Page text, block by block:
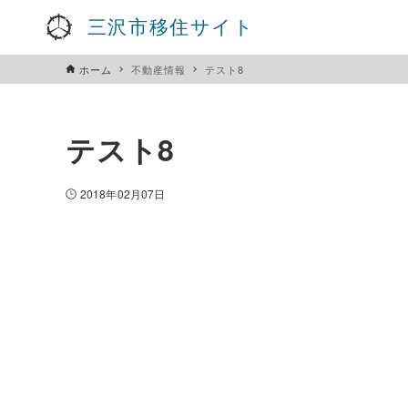
三沢市移住サイト
ホーム 不動産情報 テスト8
テスト8
2018年02月07日